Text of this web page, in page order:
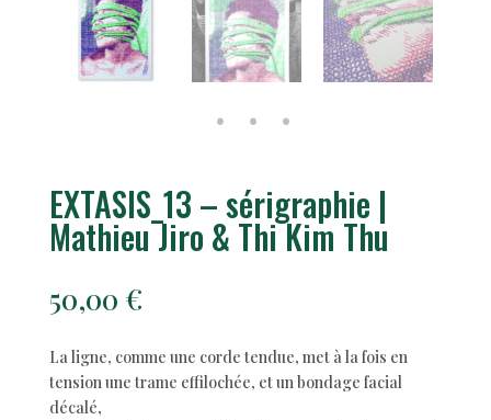
EXTASIS_13 – sérigraphie |
Mathieu Jiro & Thi Kim Thu
50,00 €
La ligne, comme une corde tendue, met à la fois en
tension une trame effilochée, et un bondage facial
décalé,